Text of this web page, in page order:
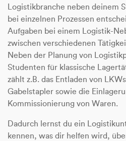
Logistikbranche neben deinem
bei einzelnen Prozessen
Aufgaben bei einem Logistik-
zwischen verschiedenen
Neben der Planung von
Studenten für klassische
zählt z.B. das Entladen von
Gabelstapler sowie die
Kommissionierung von Waren.
Dadurch lernst du ein
kennen, was dir helfen wird,